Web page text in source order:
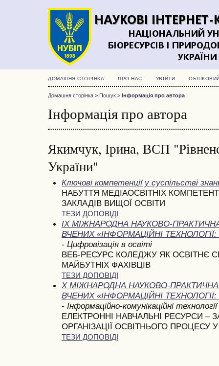
ДОМАШНЯ СТОРІНКА ПРО НАС УВІЙТИ
Домашня сторінка > Пошук > Інформація про автора
Інформація про автора
Якимчук, Ірина, ВСП
України"
Ключові компетенції у суспільстві
НАБУТТЯ МЕДІАОСВІТНІХ
ЗАКЛАДІВ ВИЩОЇ ОСВІТИ
ТЕЗИ ДОПОВІДІ
IX МІЖНАРОДНА НАУКОВО-
ВЧЕНИХ «ІНФОРМАЦІЙНІ
- Цифровізація в освіті
ВЕБ-РЕСУРС КОЛЕДЖУ ЯК ОСВІТНЄ
МАЙБУТНІХ ФАХІВЦІВ
ТЕЗИ ДОПОВІДІ
X МІЖНАРОДНА НАУКОВО-
ВЧЕНИХ «ІНФОРМАЦІЙНІ
- Інформаційно-комунікаційні
ЕЛЕКТРОННІ НАВЧАЛЬНІ РЕСУРСИ –
ОРГАНІЗАЦІЇ ОСВІТНЬОГО ПРОЦЕСУ
ТЕЗИ ДОПОВІДІ